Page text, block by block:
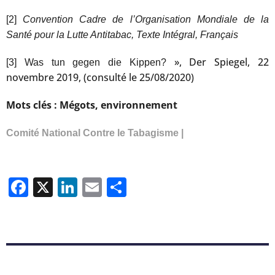
[2]
Convention Cadre de l’Organisation Mondiale de la
Santé pour la Lutte Antitabac, Texte Intégral, Français
[3] Was tun gegen die Kippen? », Der Spiegel, 22
novembre 2019, (consulté le 25/08/2020)
Mots clés : Mégots, environnement
Comité National Contre le Tabagisme |
Facebook
X LinkedIn
Email